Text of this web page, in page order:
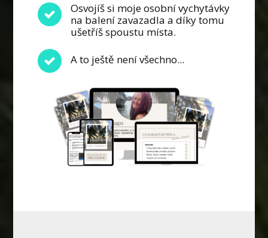
Osvojíš si moje osobní vychytávky
na balení zavazadla a díky tomu
ušetříš spoustu místa.
A to ještě není všechno...